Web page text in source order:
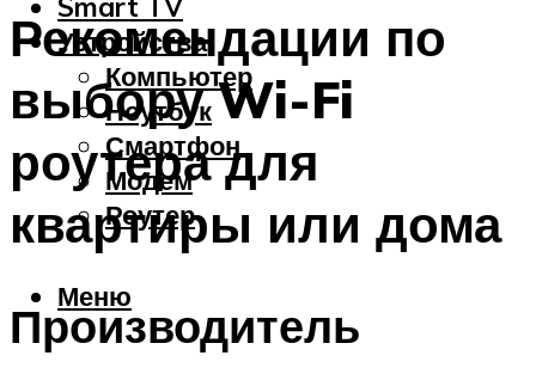
Smart TV
Устройства
Компьютер
Ноутбук
Смартфон
Модем
Роутер
Меню
Рекомендации по
выбору Wi-Fi
роутера для
квартиры или дома
Производитель